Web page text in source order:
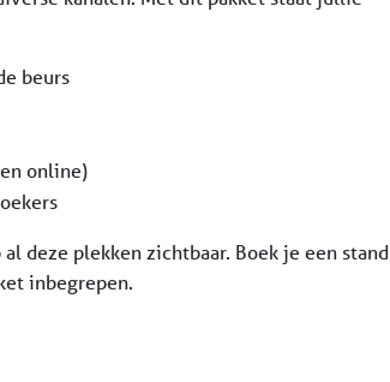
beurs
online)
deze plekken zichtbaar. Boek je een stand
inbegrepen.